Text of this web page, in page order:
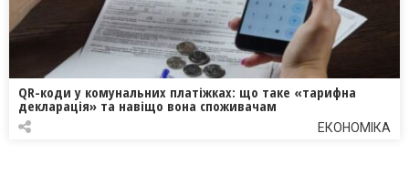
QR-коди у комунальних платіжках: що таке «тарифна
декларація» та навіщо вона споживачам
ЕКОНОМІКА